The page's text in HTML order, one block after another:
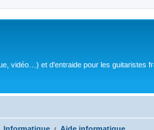
vidéo…) et d'entraide pour les guitaristes